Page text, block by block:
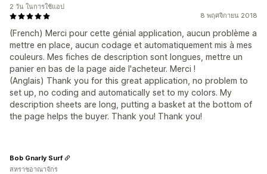
8 พฤศจิกายน 2018
(French) Merci pour cette génial application, aucun problème a
mettre en place, aucun codage et automatiquement mis à mes
couleurs. Mes fiches de description sont longues, mettre un
panier en bas de la page aide l'acheteur. Merci !
(Anglais) Thank you for this great application, no problem to
set up, no coding and automatically set to my colors. My
description sheets are long, putting a basket at the bottom of
the page helps the buyer. Thank you! Thank you!
2 วัน ในการใช้แอป
Bob Gnarly Surf
สหราชอาณาจักร